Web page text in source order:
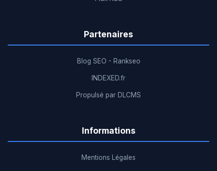
Partenaires
Blog SEO - Rankseo
INDEXED.fr
Propulsé par DLCMS
Informations
Mentions Légales